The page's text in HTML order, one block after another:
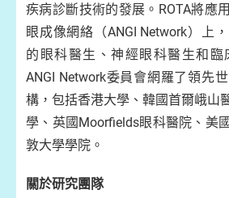
疾病診斷技術的發展。ROTA將應
眼成像網絡（ANGI Network）上
的眼科醫生、神經眼科醫生和臨
ANGI Network委員會網羅了領先
構，包括香港大學、韓國首爾峨山
學、英國Moorfields眼科醫院、美
敦大學學院。
關於研究團隊